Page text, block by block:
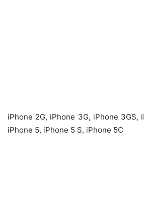
iPhone 2G, iPhone 3G, iPhone 3GS,
iPhone 5, iPhone 5 S, iPhone 5C